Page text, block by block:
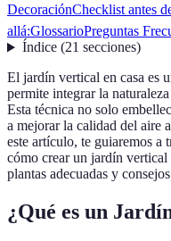
DecoraciónChecklist antes
allá:GlossarioPreguntas
Índice(21 secciones)
El jardín vertical en casa es
permite integrar la
Esta técnica no solo
a mejorar la calidad del aire
este artículo, te guiaremos a
cómo crear un jardín vertical
plantas adecuadas y
¿Qué es un